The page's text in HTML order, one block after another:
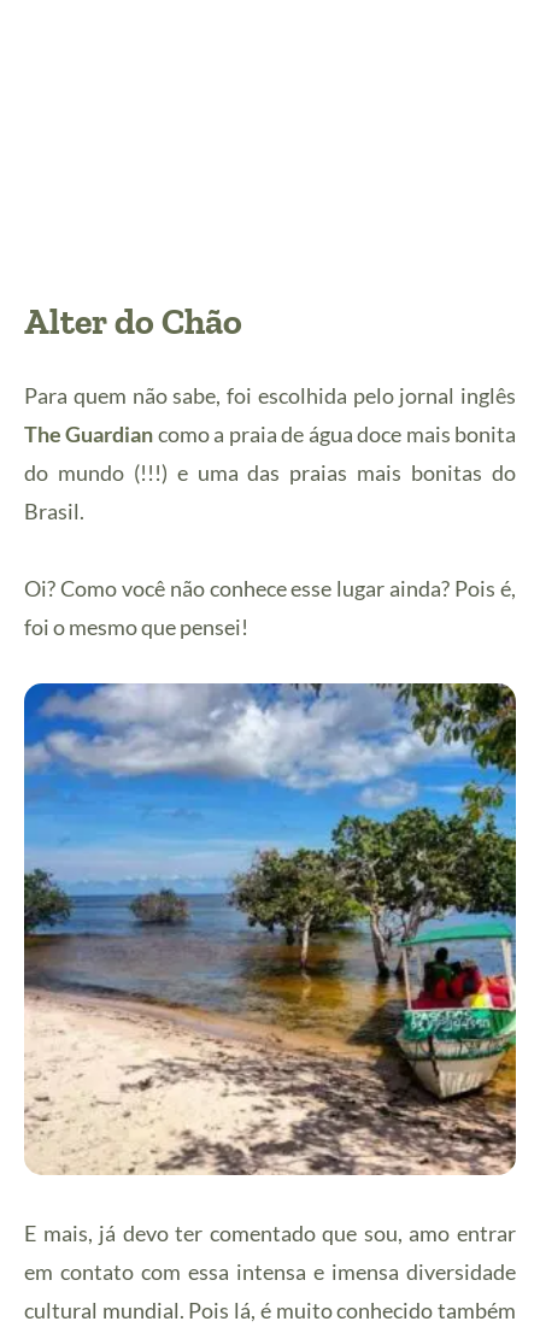
Alter do Chão
Para quem não sabe, foi escolhida pelo jornal inglês
The Guardiancomo a praia de água doce mais bonita
do mundo (!!!) e uma das praias mais bonitas do
Brasil.
Oi? Como você não conhece esse lugar ainda? Pois é,
foi o mesmo que pensei!
E mais, já devo ter comentado que sou, amo entrar
em contato com essa intensa e imensa diversidade
cultural mundial. Pois lá, é muito conhecido também